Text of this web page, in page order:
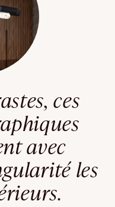
ces
avec
les